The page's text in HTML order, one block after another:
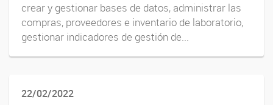
crear y gestionar bases de datos, administrar las
compras, proveedores e inventario de laboratorio,
gestionar indicadores de gestión de...
22/02/2022